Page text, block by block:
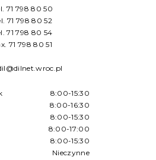
71 798 80 50
71 798 80 52
71 798 80 54
71 798 80 51
8:00-15:30
8:00-16:30
8:00-15:30
8:00-17:00
8:00-15:30
Nieczynne